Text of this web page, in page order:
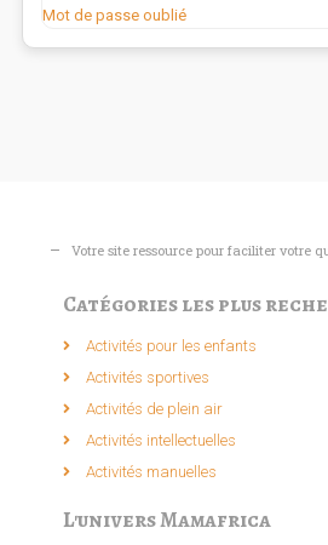
Mot de passe oublié
Votre site ressource pour faciliter
Catégories les plus
Activités pour les enfants​
Activités sportives​
Activités de plein air​
Activités intellectuelle​s
Activités manuelles​
L'univers Mamafrica